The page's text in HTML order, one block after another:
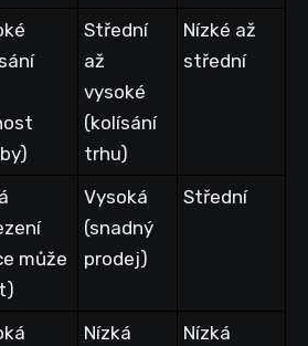
Střední
až
vysoké
(kolísání
trhu)
Nízké až
střední
může
Vysoká
(snadný
prodej)
Střední
Nízká Nízká